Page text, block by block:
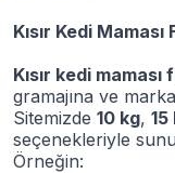
Kısır Kedi Maması
Kısır kedi maması
gramajına ve
Sitemizde 10 kg, 15
seçenekleriyle
Örneğin: